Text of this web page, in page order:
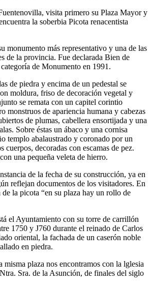
visita primero su Plaza Mayor y
la soberbia Picota renacentista
monumento más representativo y una de las
de la provincia. Fue declarada Bien de
de Monumento en 1991.
de piedra y encima de un pedestal se
moldura, friso de decoración vegetal y
se remata con un capitel corintio
monstruos de apariencia humana y cabezas
de plumas, cabellera ensortijada y una
Sobre éstas un ábaco y una cornisa
templo abalaustrado y coronado por un
cuerpos, decoradas con escamas de pez.
una pequeña veleta de hierro.
de la fecha de su construcción, ya en
reflejan documentos de los visitadores. En
la picota “en su plaza hay un rollo de
el Ayuntamiento con su torre de carrillón
1750 y J760 durante el reinado de Carlos
oriental, la fachada de un caserón noble
en piedra.
misma plaza nos encontramos con la lglesia
Sra. de la Asunción, de finales del siglo